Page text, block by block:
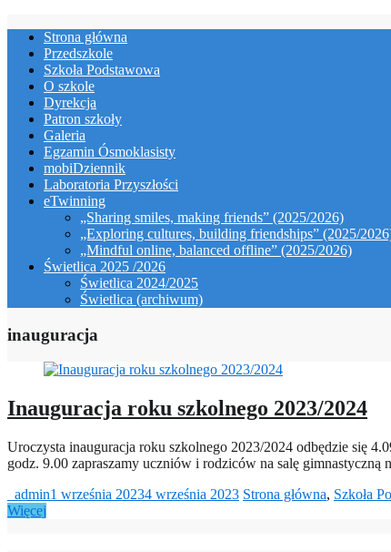
content
Strona główna
Przedszkole
Szkoła Podstawowa
O szkole
Dyrekcja
Patron szkoły
Galeria
Egzamin Ósmoklasisty
mobiDziennik
Laboratoria Przyszłości
eTwinning
„Sharing smiles, making friends” (2025/2026)
„Exploring cultures, building friendships” (2025/
„Mindful online, balanced offline” (2025/2026)
Świetlica 2025 /2026
Świetlica 2024/2025
Świetlica (archiwum)
inauguracja
Inauguracja roku szkolnego 2023/2024
Uroczysta inauguracja roku szkolnego 2023/2024 odbędzie się
godz. 9.00 zapraszamy uczniów i rodziców na salę gimnastyczną
_admin1 września 20234 września 2023 Strona główna, Szkoła
Więcej